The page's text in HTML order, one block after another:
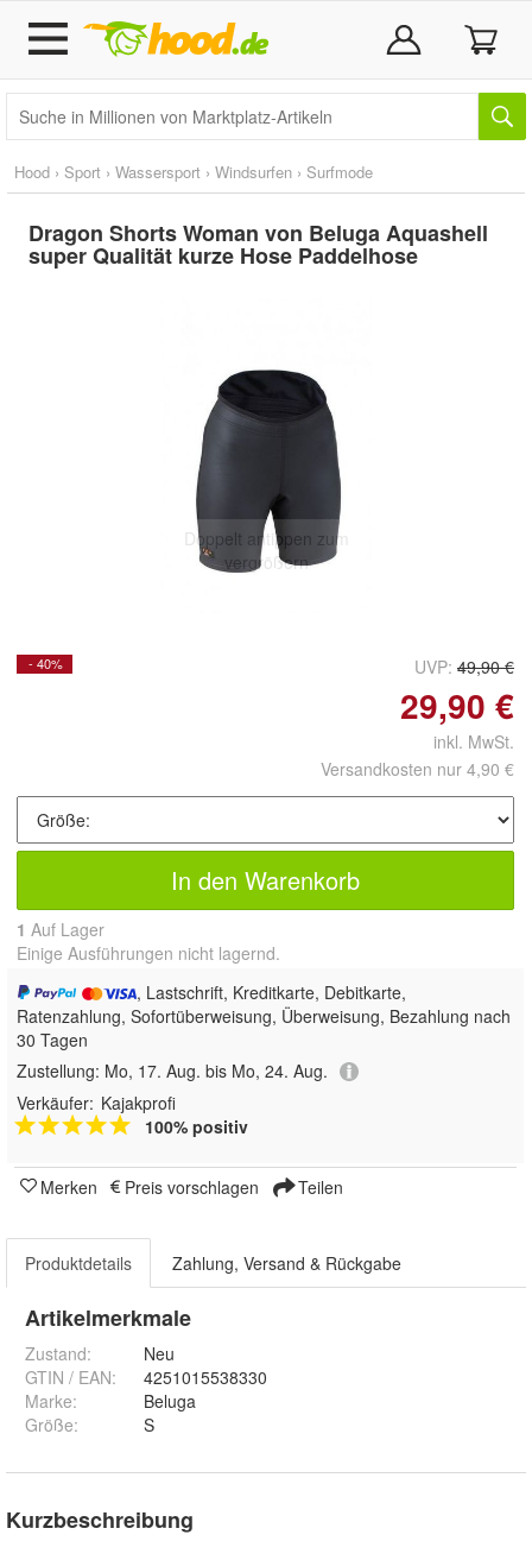
Hood › Sport › Wassersport › Windsurfen › Surfmode
Dragon Shorts Woman von Beluga Aquashell
super Qualität kurze Hose Paddelhose
Doppelt antippen zum
vergrößern
- 40% UVP: 49,90 €
29,90 €
inkl. MwSt.
Versandkosten nur 4,90 €
In den Warenkorb
1 Auf Lager
Einige Ausführungen nicht lagernd.
, Lastschrift, Kreditkarte, Debitkarte,
Ratenzahlung, Sofortüberweisung, Überweisung, Bezahlung nach
30 Tagen
Zustellung: Mo, 17. Aug. bis Mo, 24. Aug.
Verkäufer: Kajakprofi
100% positiv
Merken Preis vorschlagen Teilen
Produktdetails Zahlung, Versand & Rückgabe
Artikelmerkmale
Zustand:
Neu
GTIN / EAN:
4251015538330
Marke:
Beluga
Größe: S
Kurzbeschreibung